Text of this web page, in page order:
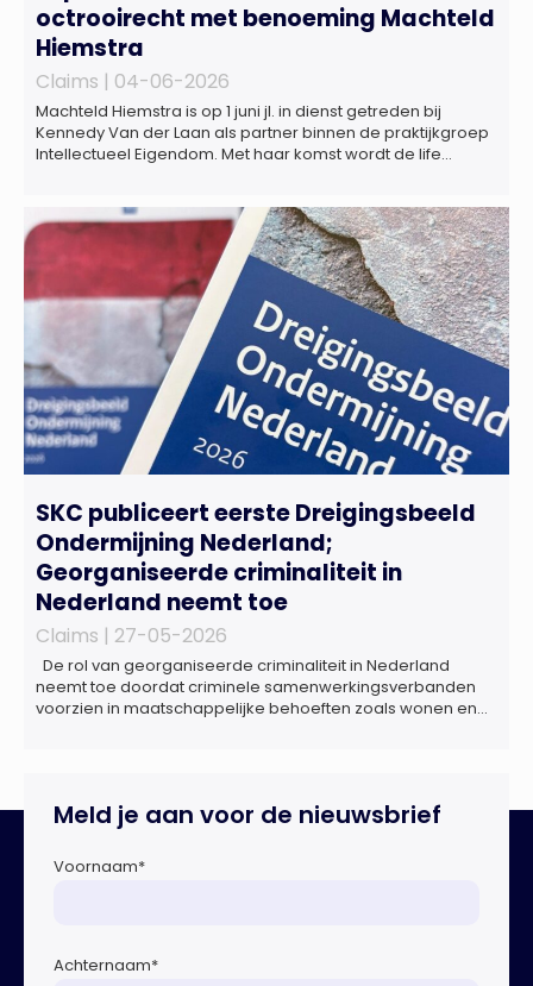
octrooirecht met benoeming Machteld
Hiemstra
Claims | 04-06-2026
Machteld Hiemstra is op 1 juni jl. in dienst getreden bij
Kennedy Van der Laan als partner binnen de praktijkgroep
Intellectueel Eigendom. Met haar komst wordt de life
gespecialiseerd in nationale en internationale wet- en
regelgeving relevant voor de life sciences sector en de […]
SKC publiceert eerste Dreigingsbeeld
Ondermijning Nederland;
Georganiseerde criminaliteit in
Nederland neemt toe
Claims | 27-05-2026
De rol van georganiseerde criminaliteit in Nederland
neemt toe doordat criminele samenwerkingsverbanden
voorzien in maatschappelijke behoeften zoals wonen en
rapport geschreven door het Strategisch Kenniscentrum
Meld je aan voor de nieuwsbrief
Voornaam*
Achternaam*